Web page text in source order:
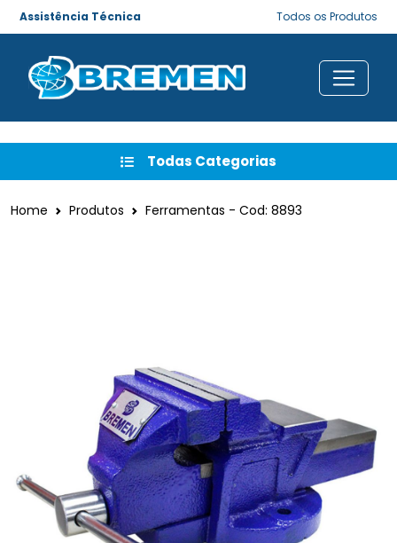
Assistência Técnica Todos os Produtos
Todas Categorias
Home Produtos Ferramentas - Cod: 8893